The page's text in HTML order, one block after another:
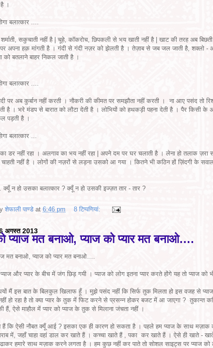
।
बलात्कार ....
सकुचाती नहीं है | चूहे, कॉकरोच, छिपकली से भय खाती नहीं है | खाट की तरह अब
अपना हक़ मांगती है । गंदी से गंदी नज़र को झेलती है । तेज़ाब से जब जल जाती है, शक्लो
को बतलाने बाहर निकल जाती है ।
बलात्कार ....
पर अब कुर्बान नहीं करती । नौकरी की कीमत पर समझौता नहीं करती । ना आए पसंद तो
है । भरे मंडप से बारात को लौटा देती है । लोभियों को हथकड़ी पहना देती है । पैर किसी के
पड़ती है ।
बलात्कार ...
डर नहीं रहा । अलगाव का भय नहीं रहा | अपने दम पर घर चलाती है । लेना हो तलाक ज़रा
चाहती नहीं है । लोगों की नज़रों से लड़ना उसको आ गया । कितने भी कठिन हों ज़िंदगी के
क्यूँ न हो उसका बलात्कार ? क्यूँ न हो उसकी इज्ज़त तार - तार ?
शेफाली पाण्डे at 6:46 pm 8 टिप्‍पणियां:
अगस्त 2013
प्याज मत बनाओ, प्याज को प्यार मत बनाओ….
मत बनाओ, प्याज को प्यार मत बनाओ….
और प्यार के बीच में जंग छिड़ गयी । प्याज को लोग इतना प्यार करते होंगे यह तो प्याज को
मैं इस बात के बिलकुल खिलाफ हूँ । मुझे पसंद नहीं कि सिर्फ तुक मिलता हो इस वजह से
हो रहा है तो क्या प्यार के तुक में फिट करने से प्रसन्न होकर बजट में आ जाएगा ? तुकान्त
हैं, ऐसे माहौल में प्यार को प्याज के तुक से मिलाना जंचता नहीं ।
कि ऐसी नौबत क्यूँ आई ? इसका एक ही कारण हो सकता है । पहले हम प्याज के साथ
में, जहाँ चाहा वहां डाल कर खाते हैं । कच्चा खाते हैं , पका कर खाते हैं । ऐसे ही खाते -
हमारे साथ मज़ाक करने लगता है । हम कुछ नहीं कर पाते तो सोशल साइट्स पर प्याज